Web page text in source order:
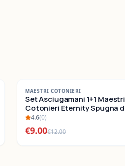
- 25 %
SALDI
MAESTRI COTONIERI
Set Asciugamani 1+1 Maestri
Cotonieri Eternity Spugna di
Cotone
4.6(0)
€9.00€12.00